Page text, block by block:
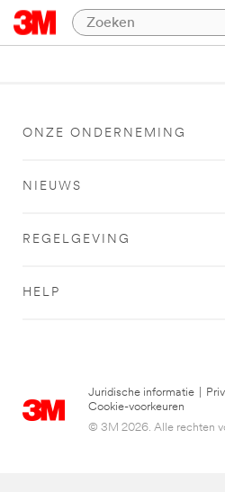
ONZE ONDERNEMING
NIEUWS
REGELGEVING
HELP
Juridische informatie
Cookie-voorkeuren
© 3M 2026. Alle rechten